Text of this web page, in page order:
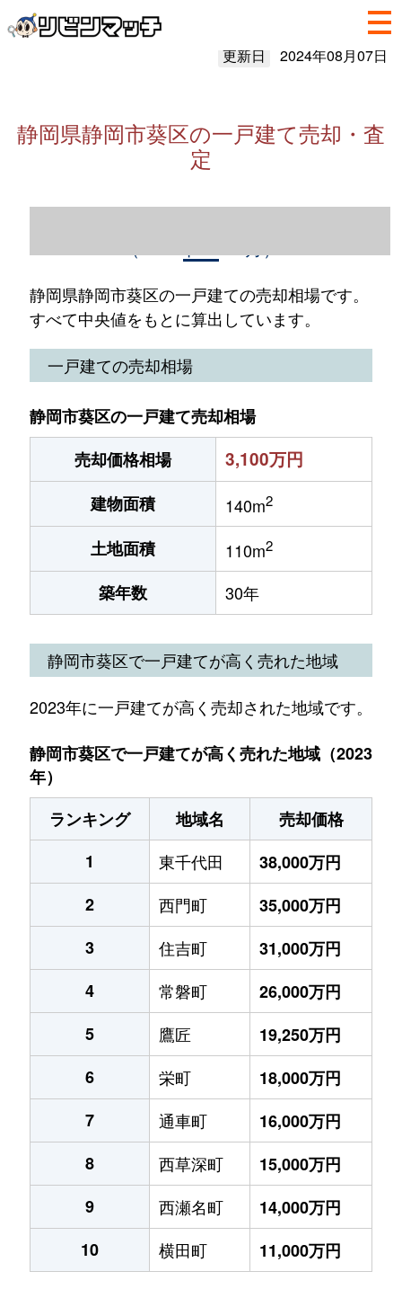
更新日 2024年08月07日
静岡県静岡市葵区の一戸建て売却・査
定
静岡県静岡市葵区の一戸建ての売却相場です。
すべて中央値をもとに算出しています。
一戸建ての売却相場
静岡市葵区の一戸建て売却相場
売却価格相場
3,100万円
建物面積 140m2
土地面積 110m2
築年数 30年
静岡市葵区で一戸建てが高く売れた地域
2023年に一戸建てが高く売却された地域です。
静岡市葵区で一戸建てが高く売れた地域（2023
年）
ランキング
地域名
売却価格
1
東千代田
38,000万円
2
西門町
35,000万円
3
住吉町
31,000万円
4
常磐町
26,000万円
5
鷹匠
19,250万円
6
栄町
18,000万円
7
通車町
16,000万円
8
西草深町
15,000万円
9
西瀬名町
14,000万円
10
横田町 11,000万円